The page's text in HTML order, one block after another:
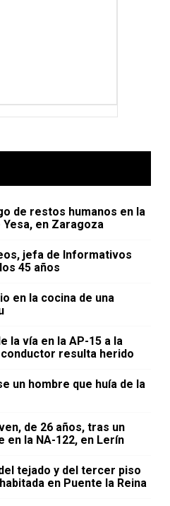
de restos humanos en la
en Zaragoza
jefa de Informativos
45 años
en la cocina de una
la vía en la AP-15 a la
resulta herido
un hombre que huía de la
de 26 años, tras un
en la NA-122, en Lerín
tejado y del tercer piso
en Puente la Reina